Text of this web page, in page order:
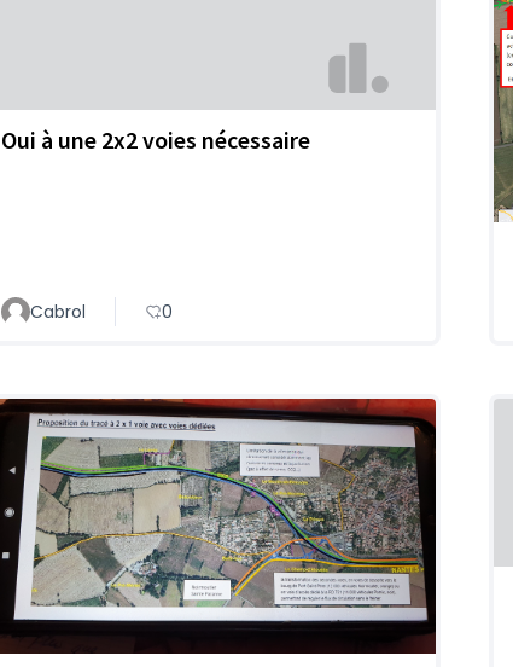
Oui à une 2x2 voies nécessaire
Cabrol 0